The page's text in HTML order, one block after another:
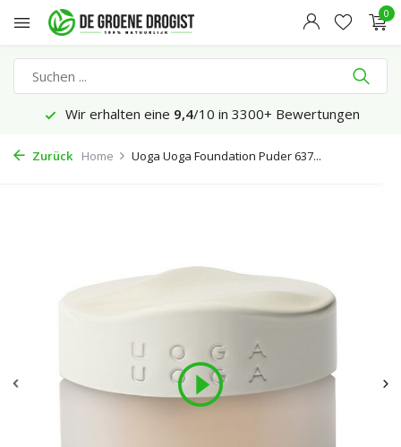
0
Wir erhalten eine 9,4/10 in 3300+ Bewertungen
Zurück Home Uoga Uoga Foundation Puder 637...